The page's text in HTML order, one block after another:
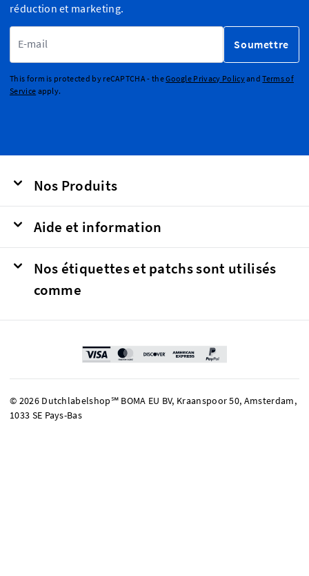
réduction et marketing.
Soumettre
This form is protected by reCAPTCHA - theGoogle Privacy PolicyandTerms of
Service apply.
Nos Produits
Aide et information
Nos étiquettes et patchs sont utilisés
comme
© 2026 Dutchlabelshop℠ BOMA EU BV, Kraanspoor 50, Amsterdam,
1033 SE Pays-Bas